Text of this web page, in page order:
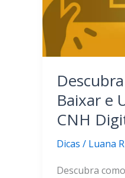
Baixar e
CNH
Dicas / Luana
Descubra